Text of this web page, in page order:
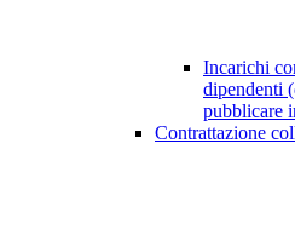
Incarichi
dipendenti
pubblicare
Contrattazione